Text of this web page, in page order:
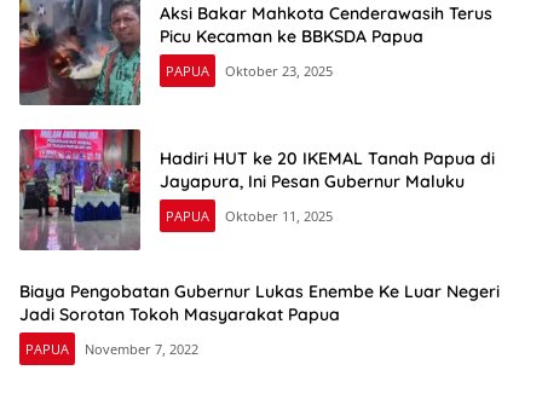
Aksi Bakar Mahkota Cenderawasih Terus
Picu Kecaman ke BBKSDA Papua
PAPUA Oktober 23, 2025
Hadiri HUT ke 20 IKEMAL Tanah Papua di
Jayapura, Ini Pesan Gubernur Maluku
PAPUA Oktober 11, 2025
Biaya Pengobatan Gubernur Lukas Enembe Ke Luar Negeri
Jadi Sorotan Tokoh Masyarakat Papua
PAPUA November 7, 2022